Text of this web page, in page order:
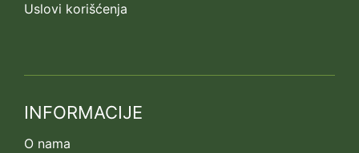
Uslovi korišćenja
INFORMACIJE
O nama